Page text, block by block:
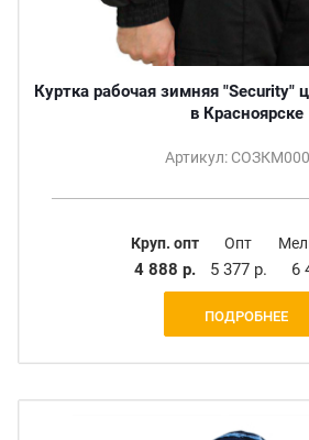
Куртка рабочая зимняя "Security"
в Красноярске
Артикул:
Круп. опт
4 888 р.
Опт
5 377 р. 6
ПОДРОБНЕЕ